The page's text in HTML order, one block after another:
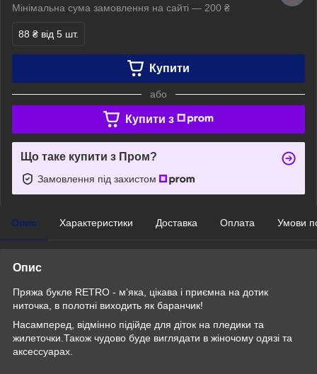
Мінімальна сума замовлення на сайті — 200 ₴
88 ₴ від 5 шт.
Купити
або
Купити з
Що таке купити з Пром?
Замовлення під захистом
Опис Характеристики Доставка Оплата Умови
Опис
Пряжа букле RETRO - м’яка, цікава і приємна на дотик
ниточка, в полотні виходить як баранчик!
Насамперед, відмінно підійде для діток на пледики та
жилеточки.Також чудово буде виглядати в жіночому одязі та
аксессуарах.